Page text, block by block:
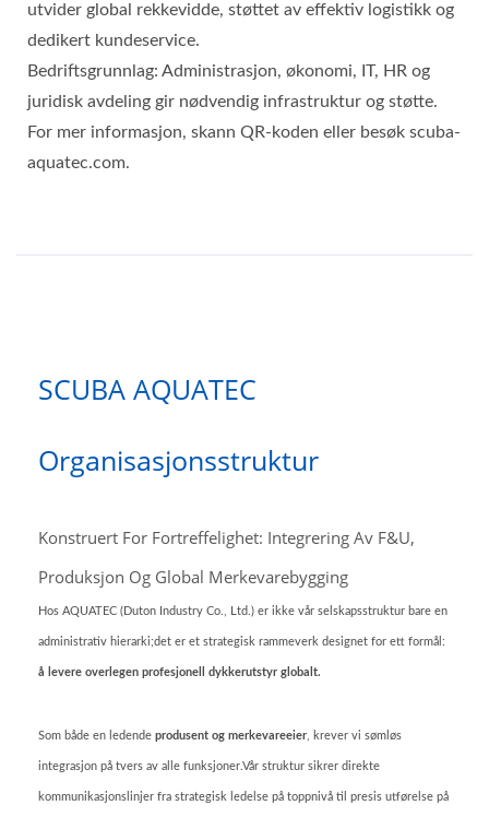
utvider global rekkevidde, støttet av effektiv logistikk og
dedikert kundeservice.
Bedriftsgrunnlag: Administrasjon, økonomi, IT, HR og
juridisk avdeling gir nødvendig infrastruktur og støtte.
For mer informasjon, skann QR-koden eller besøk scuba-
aquatec.com.
SCUBA AQUATEC
Organisasjonsstruktur
Konstruert For Fortreffelighet: Integrering Av F&U,
Produksjon Og Global Merkevarebygging
Hos AQUATEC (Duton Industry Co., Ltd.) er ikke vår selskapsstruktur bare en
administrativ hierarki;det er et strategisk rammeverk designet for ett formål:
å levere overlegen profesjonell dykkerutstyr globalt.
Som både en ledende produsent og merkevareeier , krever vi sømløs
integrasjon på tvers av alle funksjoner.Vår struktur sikrer direkte
kommunikasjonslinjer fra strategisk ledelse på toppnivå til presis utførelse på